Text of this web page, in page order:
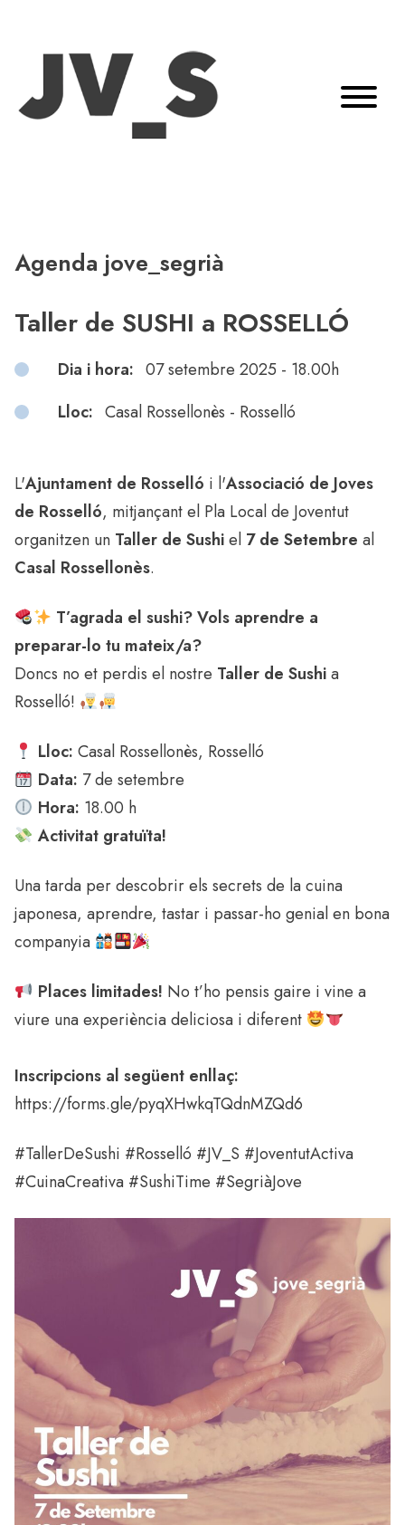
Agenda jove_segrià
Taller de SUSHI a ROSSELLÓ
Dia i hora: 07 setembre 2025 - 18.00h
Lloc: Casal Rossellonès - Rosselló
L'Ajuntament de Rosselló i l'Associació de Joves
de Rosselló, mitjançant el Pla Local de Joventut
organitzen un Taller de Sushiel 7 de Setembre al
Casal Rossellonès.
T’agrada el sushi? Vols aprendre a
preparar-lo tu mateix/a?
Doncs no et perdis el nostre Taller de Sushia
Rosselló!
Lloc: Casal Rossellonès, Rosselló
Data: 7 de setembre
Hora: 18.00 h
Activitat gratuïta!
Una tarda per descobrir els secrets de la cuina
japonesa, aprendre, tastar i passar-ho genial en bona
companyia
Places limitades! No t’ho pensis gaire i vine a
viure una experiència deliciosa i diferent
Inscripcions al següent enllaç:
https://forms.gle/pyqXHwkqTQdnMZQd6
#TallerDeSushi #Rosselló #JV_S #JoventutActiva
#CuinaCreativa #SushiTime #SegriàJove